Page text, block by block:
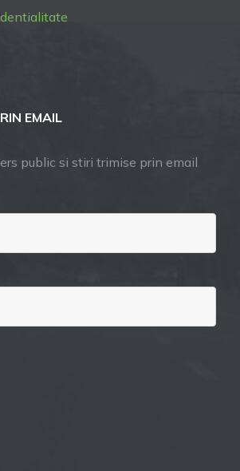
EMAIL
public si stiri trimise prin email